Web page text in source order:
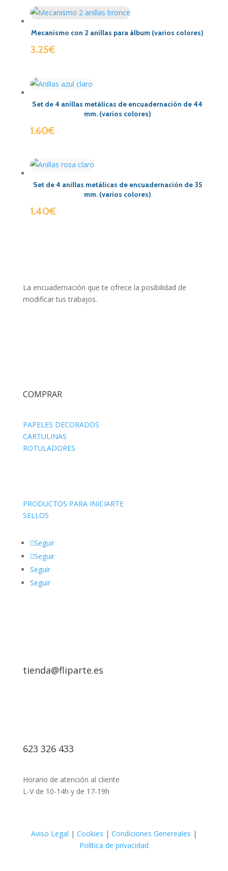
Mecanismo con 2 anillas para álbum (varios colores)
3.25€
Set de 4 anillas metálicas de encuadernación de 44
mm. (varios colores)
1.60€
Set de 4 anillas metálicas de encuadernación de 35
mm. (varios colores)
1.40€
La encuadernación que te ofrece la posibilidad de
modificar tus trabajos.
COMPRAR
PAPELES DECORADOS
CARTULINAS
ROTULADORES
PRODUCTOS PARA INICIARTE
SELLOS
Seguir
Seguir
Seguir
Seguir
tienda@fliparte.es
623 326 433
Horario de atención al cliente
L-V de 10-14h y de 17-19h
Aviso Legal | Cookies | Condiciones Genereales |
Política de privacidad